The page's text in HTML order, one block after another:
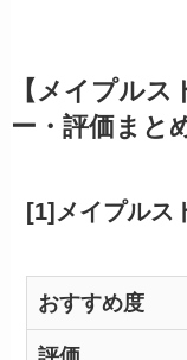
【メイプル
ー・評価まと
[1]メイプルス
おすすめ度